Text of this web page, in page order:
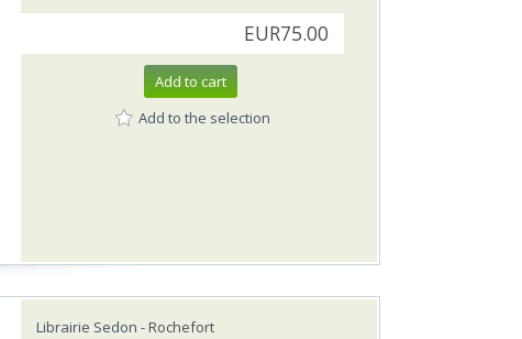
EUR75.00
Add to cart
Add to the selection
Librairie Sedon - Rochefort